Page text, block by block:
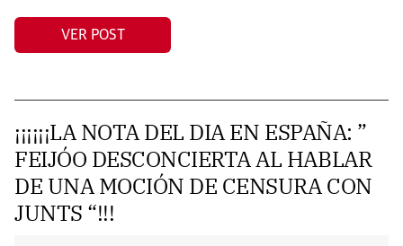
VER POST
¡¡¡¡¡¡LA NOTA DEL DIA EN ESPAÑA: ”
FEIJÓO DESCONCIERTA AL HABLAR
DE UNA MOCIÓN DE CENSURA CON
JUNTS “!!!